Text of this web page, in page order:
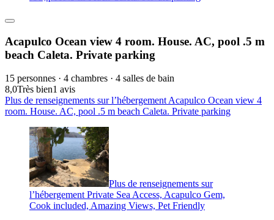
Acapulco Ocean view 4 room. House. AC, pool .5 m
beach Caleta. Private parking
15 personnes · 4 chambres · 4 salles de bain
8,0Très bien1 avis
Plus de renseignements sur l’hébergement Acapulco Ocean view 4
room. House. AC, pool .5 m beach Caleta. Private parking
Plus de renseignements sur
l’hébergement Private Sea Access, Acapulco Gem,
Cook included, Amazing Views, Pet Friendly